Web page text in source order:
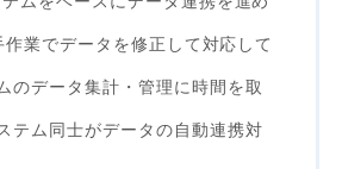
作業でデータを修正して対応して
のデータ集計・管理に時間を取
テム同士がデータの自動連携対